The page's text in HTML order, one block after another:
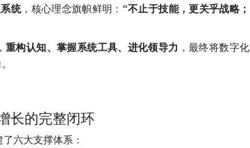
统，核心理念旗帜鲜明： “不止于技能，更关乎战略；
重构认知、掌握系统工具、进化领导力 ，最终将数字化
长的完整闭环
六大支撑体系：